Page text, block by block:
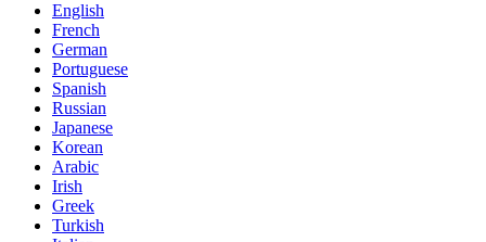
English
French
German
Portuguese
Spanish
Russian
Japanese
Korean
Arabic
Irish
Greek
Turkish